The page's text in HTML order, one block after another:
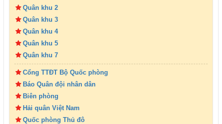
Quân khu 2
Quân khu 3
Quân khu 4
Quân khu 5
Quân khu 7
Cổng TTĐT Bộ Quốc phòng
Báo Quân đội nhân dân
Biên phòng
Hải quân Việt Nam
Quốc phòng Thủ đô